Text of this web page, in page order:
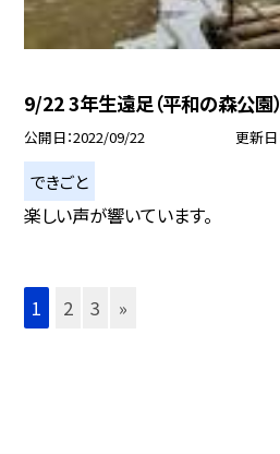
9/22 3年生遠足（平和の森公園）
公開日 2022/09/22 更新日
できごと
楽しい声が響いています。
1 2 3 »